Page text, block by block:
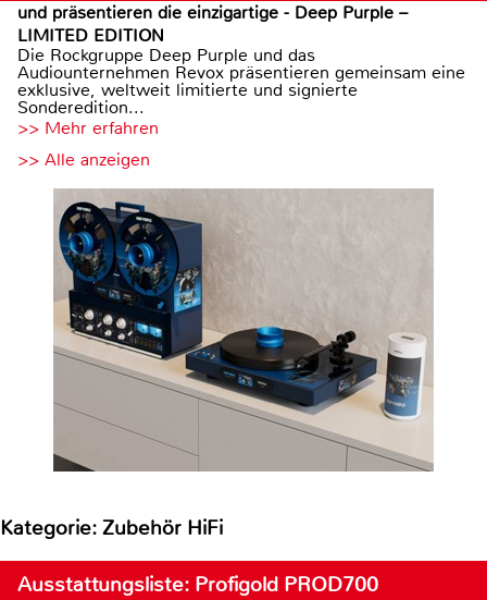
und präsentieren die einzigartige - Deep Purple –
LIMITED EDITION
Die Rockgruppe Deep Purple und das
Audiounternehmen Revox präsentieren gemeinsam eine
exklusive, weltweit limitierte und signierte
Sonderedition...
>> Mehr erfahren
>> Alle anzeigen
Kategorie: Zubehör HiFi
Ausstattungsliste: Profigold PROD700